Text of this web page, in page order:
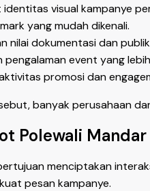
visual kampanye
yang mudah dikenali.
nilai dokumentasi dan
pengalaman event yang
promosi dan
banyak perusahaan
Polewali
menciptakan
pesan kampanye.